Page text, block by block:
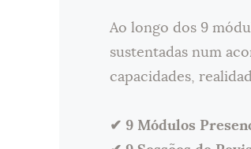
Ao longo dos 9
sustentadas num
capacidades,
✔ 9 Módulos